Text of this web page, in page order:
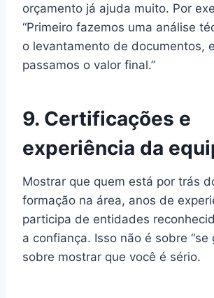
orçamento já ajuda muito. Por
“Primeiro fazemos uma análise
o levantamento de documentos,
passamos o valor final.”
9. Certificações e
experiência da
Mostrar que quem está por trás
formação na área, anos de
participa de entidades
a confiança. Isso não é sobre “se
sobre mostrar que você é sério.